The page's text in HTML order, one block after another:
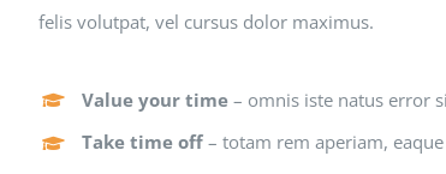
felis volutpat, vel cursus dolor maximus.
Value your time – omnis iste natus error
Take time off – totam rem aperiam,